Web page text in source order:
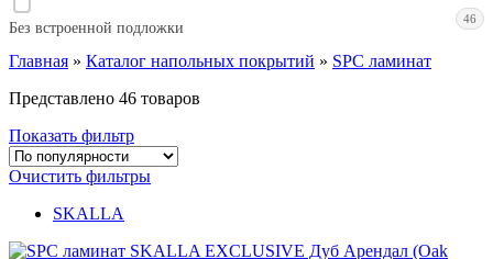
Без встроенной подложки
46
Главная » Каталог напольных покрытий » SPC ламинат
Представлено 46 товаров
Показать фильтр
Очистить фильтры
SKALLA